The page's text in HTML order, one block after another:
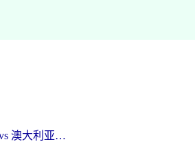
在国外怎么看美国 vs 澳大利亚世界杯直播？海外党必藏的中文解说观赛指南